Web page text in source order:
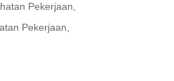
Pekerjaan,
Pekerjaan,